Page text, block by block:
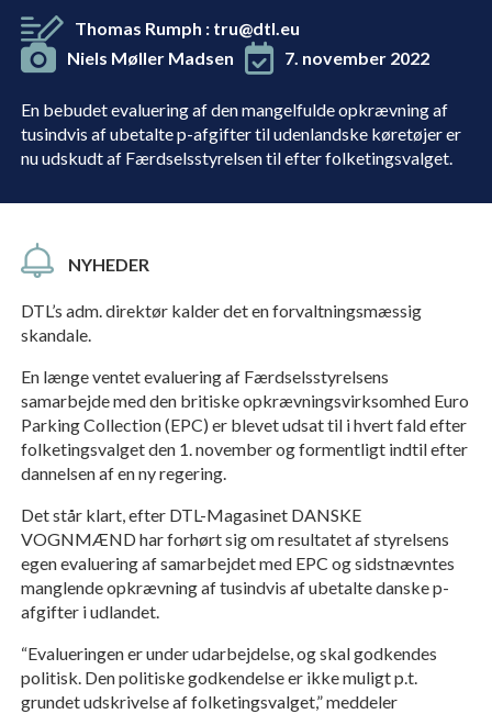
NYHEDER
En bebudet evaluering af den mangelfulde opkrævning af
tusindvis af ubetalte p-afgifter til udenlandske køretøjer er
nu udskudt af Færdselsstyrelsen til efter folketingsvalget.
Thomas Rumph : tru@dtl.eu
Niels Møller Madsen
7. november 2022
DTL’s adm. direktør kalder det en forvaltningsmæssig
skandale.
En længe ventet evaluering af Færdselsstyrelsens
samarbejde med den britiske opkrævningsvirksomhed Euro
Parking Collection (EPC) er blevet udsat til i hvert fald efter
folketingsvalget den 1. november og formentligt indtil efter
dannelsen af en ny regering.
Det står klart, efter DTL-Magasinet DANSKE
VOGNMÆND har forhørt sig om resultatet af styrelsens
egen evaluering af samarbejdet med EPC og sidstnævntes
manglende opkrævning af tusindvis af ubetalte danske p-
afgifter i udlandet.
“Evalueringen er under udarbejdelse, og skal godkendes
politisk. Den politiske godkendelse er ikke muligt p.t.
grundet udskrivelse af folketingsvalget,” meddeler